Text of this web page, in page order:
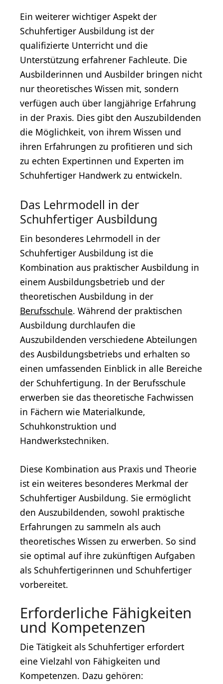
Ein weiterer wichtiger Aspekt der
Schuhfertiger Ausbildung ist der
qualifizierte Unterricht und die
Unterstützung erfahrener Fachleute. Die
Ausbilderinnen und Ausbilder bringen nicht
nur theoretisches Wissen mit, sondern
verfügen auch über langjährige Erfahrung
in der Praxis. Dies gibt den Auszubildenden
die Möglichkeit, von ihrem Wissen und
ihren Erfahrungen zu profitieren und sich
zu echten Expertinnen und Experten im
Schuhfertiger Handwerk zu entwickeln.
Das Lehrmodell in der
Schuhfertiger Ausbildung
Ein besonderes Lehrmodell in der
Schuhfertiger Ausbildung ist die
Kombination aus praktischer Ausbildung in
einem Ausbildungsbetrieb und der
theoretischen Ausbildung in der
Berufsschule. Während der praktischen
Ausbildung durchlaufen die
Auszubildenden verschiedene Abteilungen
des Ausbildungsbetriebs und erhalten so
einen umfassenden Einblick in alle Bereiche
der Schuhfertigung. In der Berufsschule
erwerben sie das theoretische Fachwissen
in Fächern wie Materialkunde,
Schuhkonstruktion und
Handwerkstechniken.
Diese Kombination aus Praxis und Theorie
ist ein weiteres besonderes Merkmal der
Schuhfertiger Ausbildung. Sie ermöglicht
den Auszubildenden, sowohl praktische
Erfahrungen zu sammeln als auch
theoretisches Wissen zu erwerben. So sind
sie optimal auf ihre zukünftigen Aufgaben
als Schuhfertigerinnen und Schuhfertiger
vorbereitet.
Erforderliche Fähigkeiten
und Kompetenzen
Die Tätigkeit als Schuhfertiger erfordert
eine Vielzahl von Fähigkeiten und
Kompetenzen. Dazu gehören: